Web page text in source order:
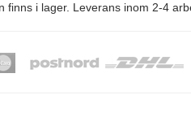
finns i lager. Leverans inom 2-4